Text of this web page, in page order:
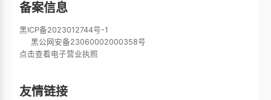
备案信息
黑ICP备2023012744号-1
黑公网安备23060002000358号
点击查看电子营业执照
友情链接